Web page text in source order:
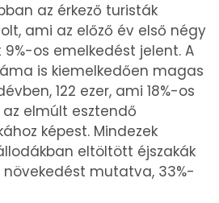
az érkező turisták
ami az előző év első négy
os emelkedést jelent. A
is kiemelkedően magas
122 ezer, ami 18%-os
elmúlt esztendő
képest. Mindezek
eltöltött éjszakák
mutatva, 33%-